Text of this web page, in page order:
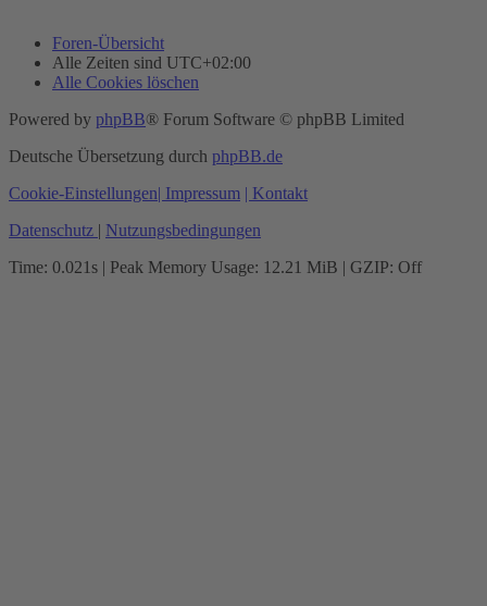
Foren-Übersicht
Alle Zeiten sind UTC+02:00
Alle Cookies löschen
Powered by phpBB® Forum Software © phpBB Limited
Deutsche Übersetzung durch phpBB.de
Cookie-Einstellungen| Impressum | Kontakt
Datenschutz | Nutzungsbedingungen
Time: 0.021s | Peak Memory Usage: 12.21 MiB | GZIP: Off